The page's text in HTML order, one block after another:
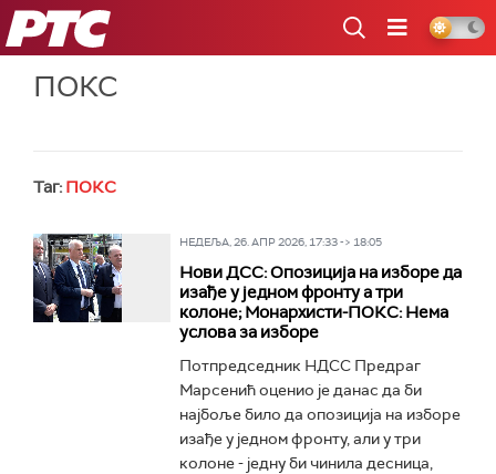
РТС
ПОКС
Таг: ПОКС
НЕДЕЉА, 26. АПР 2026, 17:33 -> 18:05
Нови ДСС: Опозиција на изборе да
изађе у једном фронту а три
колоне; Монархисти-ПОКС: Нема
услова за изборе
Потпредседник НДСС Предраг
Марсенић оценио је данас да би
најбоље било да опозиција на изборе
изађе у једном фронту, али у три
колоне - једну би чинила десница,